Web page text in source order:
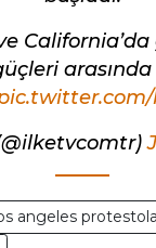
angeles